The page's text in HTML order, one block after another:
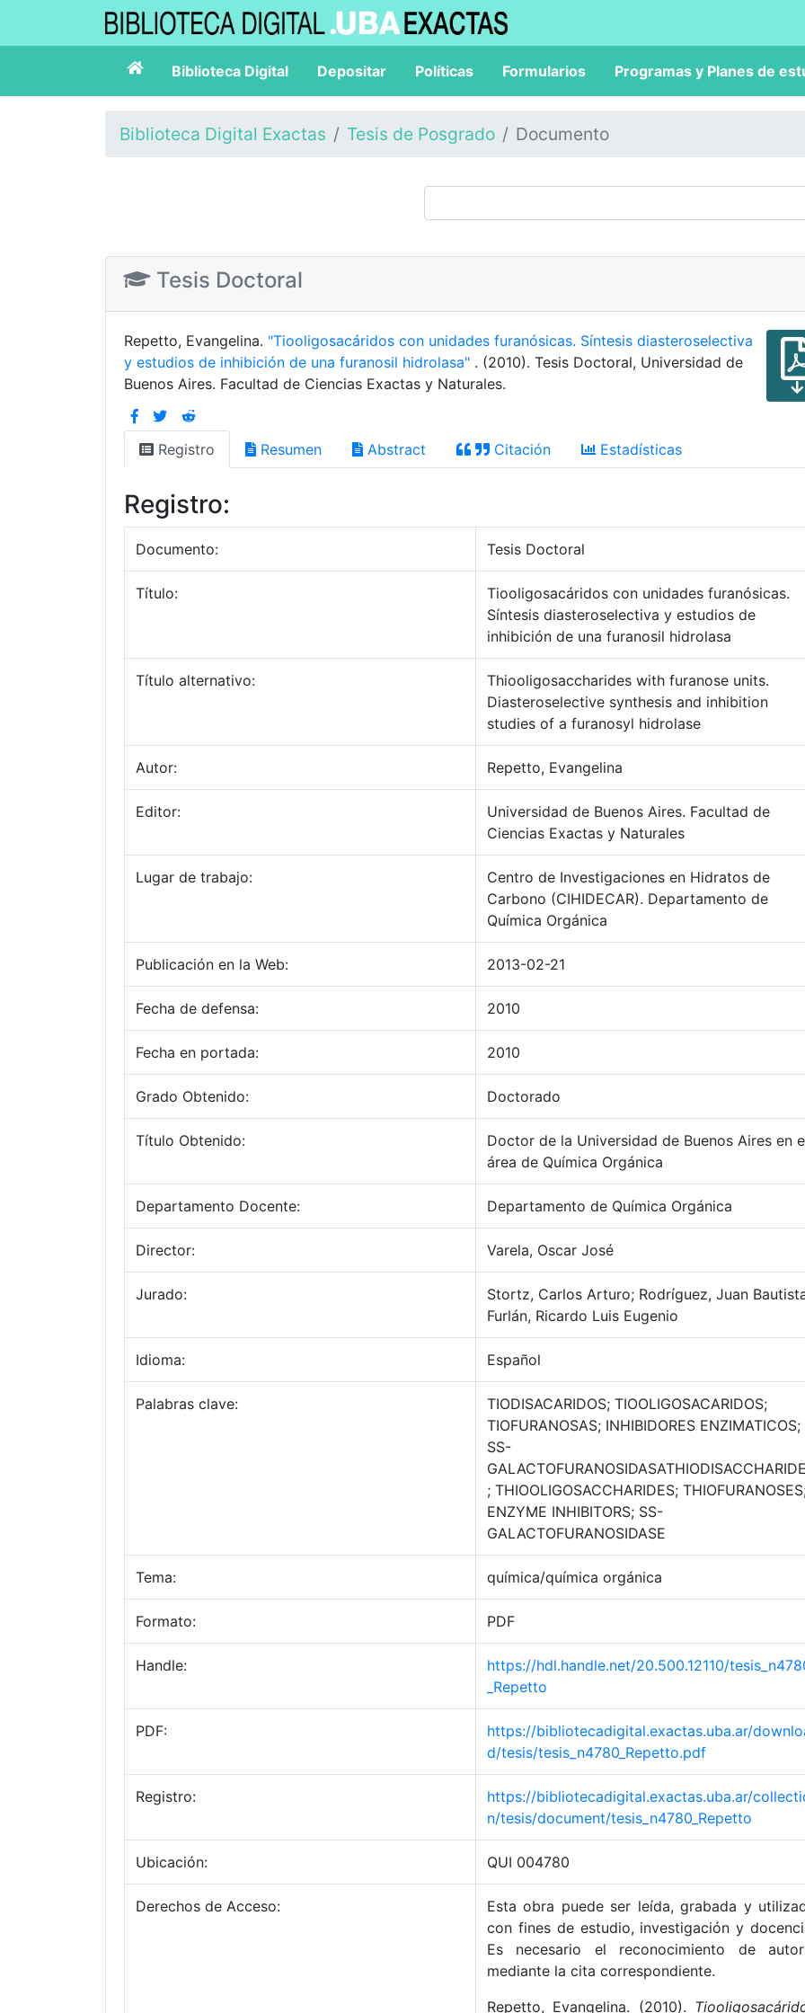
Biblioteca Digital Depositar Políticas Formularios Programas y Planes de
Biblioteca Digital Exactas Tesis de Posgrado Documento
Tesis Doctoral
Repetto, Evangelina. "Tiooligosacáridos con unidades furanósicas. Síntesis diasteroselectiva
y estudios de inhibición de una furanosil hidrolasa" . (2010). Tesis Doctoral, Universidad de
Buenos Aires. Facultad de Ciencias Exactas y Naturales.
Registro Resumen Abstract Citación Estadísticas
Registro:
Documento: Tesis Doctoral
Título:
Tiooligosacáridos con unidades furanósicas.
Síntesis diasteroselectiva y estudios de
inhibición de una furanosil hidrolasa
Título alternativo:
Thiooligosaccharides with furanose units.
Diasteroselective synthesis and inhibition
studies of a furanosyl hidrolase
Autor: Repetto, Evangelina
Editor:
Universidad de Buenos Aires. Facultad de
Ciencias Exactas y Naturales
Lugar de trabajo:
Centro de Investigaciones en Hidratos de
Carbono (CIHIDECAR). Departamento de
Química Orgánica
Publicación en la Web: 2013-02-21
Fecha de defensa: 2010
Fecha en portada: 2010
Grado Obtenido: Doctorado
Título Obtenido:
Doctor de la Universidad de Buenos Aires en
área de Química Orgánica
Departamento Docente: Departamento de Química Orgánica
Director: Varela, Oscar José
Jurado:
Stortz, Carlos Arturo; Rodríguez, Juan
Furlán, Ricardo Luis Eugenio
Idioma: Español
Palabras clave:
TIODISACARIDOS; TIOOLIGOSACARIDOS;
TIOFURANOSAS; INHIBIDORES ENZIMATICOS;
SS-
; THIOOLIGOSACCHARIDES;
ENZYME INHIBITORS; SS-
GALACTOFURANOSIDASE
Tema: química/química orgánica
Formato: PDF
Handle:
https://hdl.handle.net/20.500.12110/
_Repetto
PDF:
https://bibliotecadigital.exactas.uba.ar/
d/tesis/tesis_n4780_Repetto.pdf
Registro:
https://bibliotecadigital.exactas.uba.ar/
n/tesis/document/tesis_n4780_Repetto
Ubicación: QUI 004780
Derechos de Acceso:
Esta obra puede ser leída, grabada y
con fines de estudio, investigación y
Es necesario el reconocimiento de
mediante la cita correspondiente.
Repetto, Evangelina. (2010).